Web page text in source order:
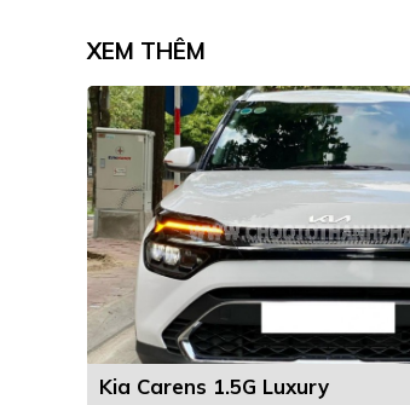
XEM THÊM
Kia Carens 1.5G Luxury